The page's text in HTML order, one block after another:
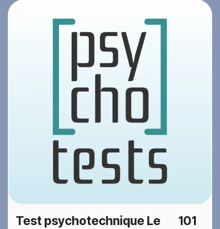
Test psychotechnique Le
101